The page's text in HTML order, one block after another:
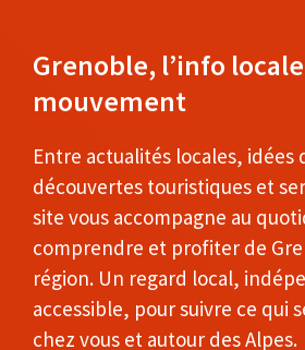
Grenoble, l’info
mouvement
Entre actualités locales, idées
découvertes touristiques et
site vous accompagne au
comprendre et profiter de
région. Un regard local,
accessible, pour suivre ce qui
chez vous et autour des Alpes.